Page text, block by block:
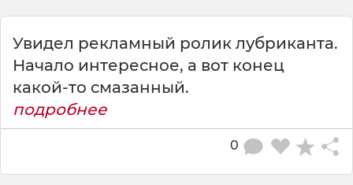
Увидел рекламный ролик лубриканта.
Начало интересное, а вот конец
какой-то смазанный.
подробнее
0